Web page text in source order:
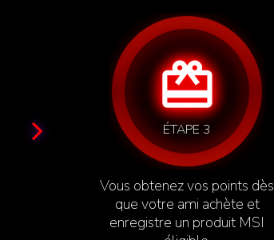
card_giftcard
ÉTAPE 3
Vous obtenez vos points dès
que votre ami achète et
enregistre un produit MSI